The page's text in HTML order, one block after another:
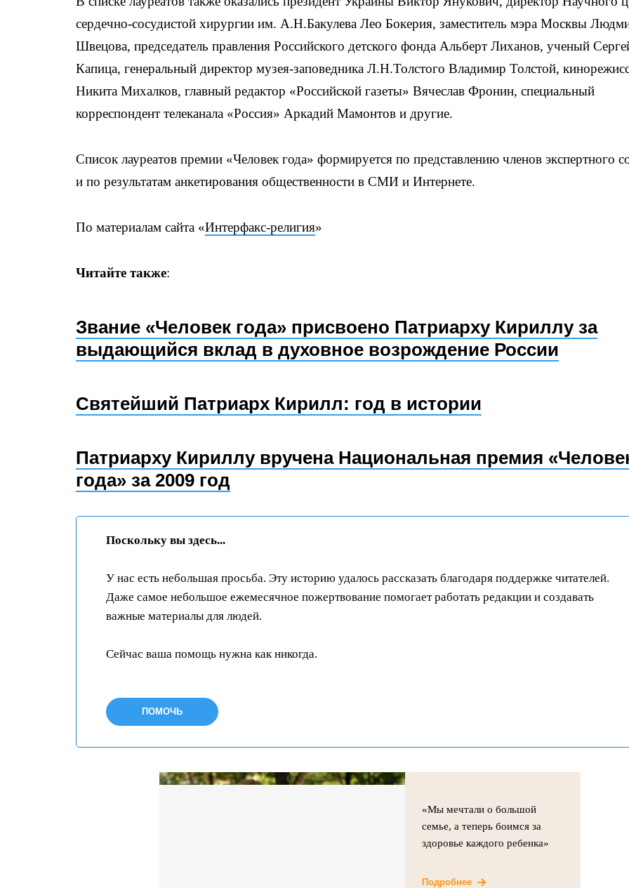
сердечно-сосудистой хирургии им. А.Н.Бакулева Лео Бокерия, заместитель мэра Москвы
Швецова, председатель правления Российского детского фонда Альберт Лиханов, ученый
Капица, генеральный директор музея-заповедника Л.Н.Толстого Владимир Толстой,
Никита Михалков, главный редактор «Российской газеты» Вячеслав Фронин, специальный
корреспондент телеканала «Россия» Аркадий Мамонтов и другие.
Список лауреатов премии «Человек года» формируется по представлению членов экспертного
и по результатам анкетирования общественности в СМИ и Интернете.
По материалам сайта «Интерфакс-религия»
Читайте также:
Звание «Человек года» присвоено Патриарху Кириллу за
выдающийся вклад в духовное возрождение России
Святейший Патриарх Кирилл: год в истории
Патриарху Кириллу вручена Национальная премия
года» за 2009 год
Поскольку вы здесь...
У нас есть небольшая просьба. Эту историю удалось рассказать благодаря поддержке читателей.
Даже самое небольшое ежемесячное пожертвование помогает работать редакции и создавать
важные материалы для людей.
Сейчас ваша помощь нужна как никогда.
ПОМОЧЬ
«Мы мечтали о большой
семье, а теперь боимся за
здоровье каждого ребенка»
Подробнее